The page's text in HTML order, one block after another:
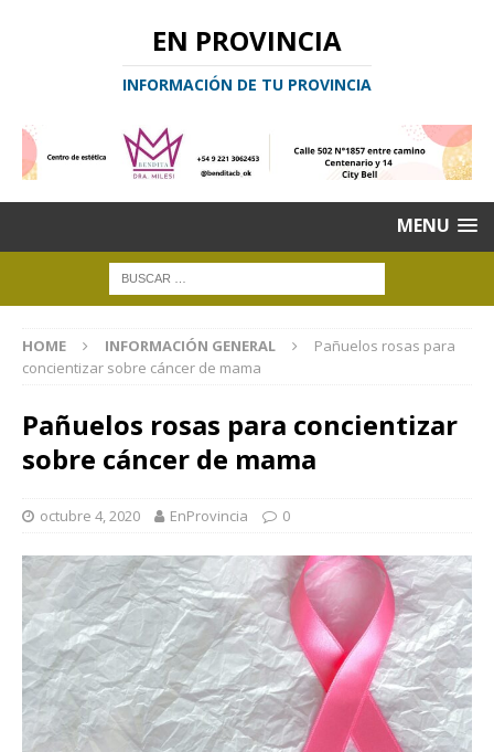
EN PROVINCIA
INFORMACIÓN DE TU PROVINCIA
MENU
HOME INFORMACIÓN GENERAL
Pañuelos rosas para
concientizar sobre cáncer de mama
Pañuelos rosas para concientizar
sobre cáncer de mama
octubre 4, 2020 EnProvincia 0